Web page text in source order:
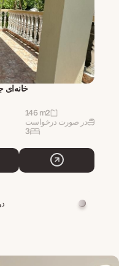
خانه‌ای جادار
146 m2
در صورت درخواست
3